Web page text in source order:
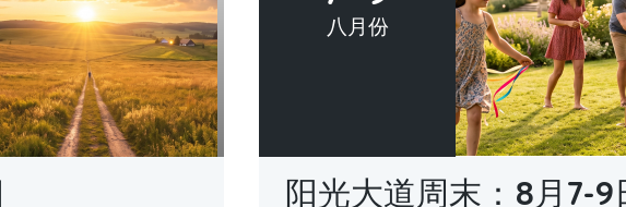
八月份
阳光大道周末：8月7-9